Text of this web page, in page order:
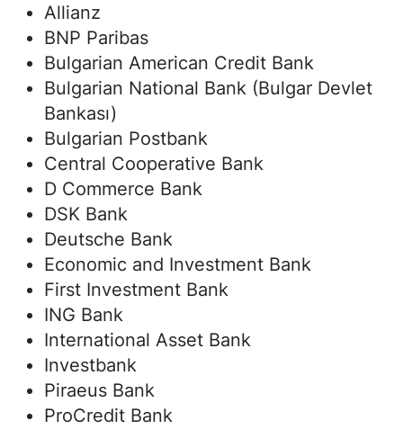
Allianz
BNP Paribas
Bulgarian American Credit Bank
Bulgarian National Bank (Bulgar Devlet
Bankası)
Bulgarian Postbank
Central Cooperative Bank
D Commerce Bank
DSK Bank
Deutsche Bank
Economic and Investment Bank
First Investment Bank
ING Bank
International Asset Bank
Investbank
Piraeus Bank
ProCredit Bank